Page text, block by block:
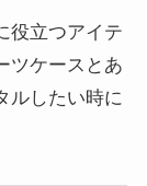
役立つアイテ
ツケースとあ
ルしたい時に